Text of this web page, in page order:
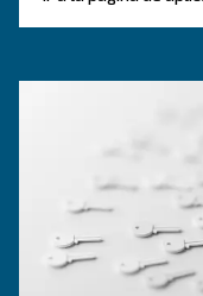
Explicación
condensado
obtener